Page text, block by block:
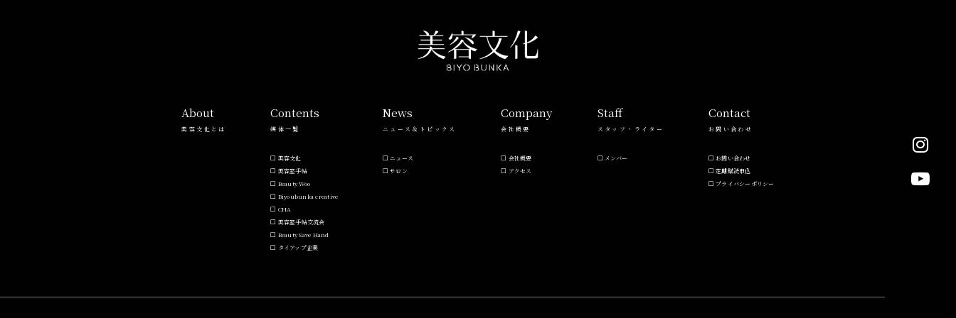
About
美容文化とは
Contents
媒体一覧
美容文化
美容室手帖
Beauty Woo
Biyoubunka creative
CHA
美容室手帖交流会
Beauty Save Hand
タイアップ企業
News
ニュース＆トピックス
ニュース
サロン
Company
会社概要
会社概要
アクセス
Staff
スタッフ・ライター
メンバー
Contact
お問い合わせ
お問い合わせ
定期購読申込
プライバシーポリシー